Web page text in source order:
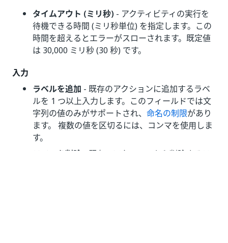
タイムアウト (ミリ秒) - アクティビティの実行を
待機できる時間 (ミリ秒単位) を指定します。この
時間を超えるとエラーがスローされます。既定値
は 30,000 ミリ秒 (30 秒) です。
入力
ラベルを追加 - 既存のアクションに追加するラベ
ルを 1 つ以上入力します。このフィールドでは文
字列の値のみがサポートされ、 命名の制限があり
ます。 複数の値を区切るには、コンマを使用しま
す。
ラベルを削除
- 既存のアクションから削除するラ